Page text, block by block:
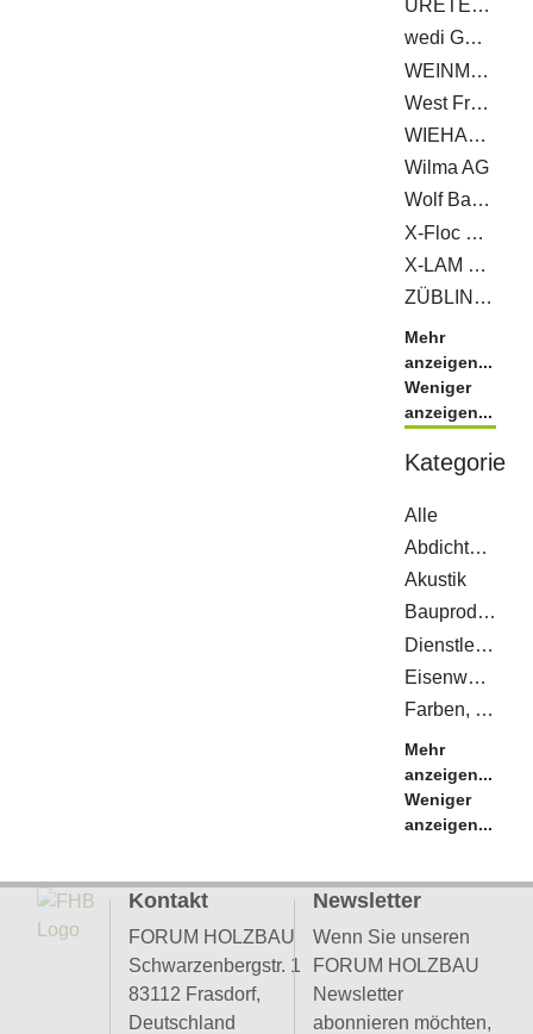
URETEK Deutschland GmbH
wedi GmbH
WEINMANN Holzbausystemtechnik GmbH
West Fraser Timber Co. Ltd.
WIEHAG Holding GmbH
Wilma AG
Wolf Bavaria GmbH
X-Floc Dämmtechnik-Maschinen GmbH
X-LAM DOLOMITI S.R.L.
ZÜBLIN Timber GmbH
Mehr
anzeigen...
Weniger
anzeigen...
Kategorie
Alle
Abdichtungen
Akustik
Bauprodukte
Dienstleistungen
Eisenwaren
Farben, Lacke, Öle
Mehr
anzeigen...
Weniger
anzeigen...
Kontakt
FORUM HOLZBAU
Schwarzenbergstr. 1
83112 Frasdorf,
Deutschland
Newsletter
Wenn Sie unseren
FORUM HOLZBAU
Newsletter
abonnieren möchten,